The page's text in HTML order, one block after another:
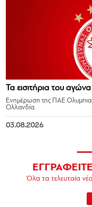
Τα εισιτήρια του
Ενημέρωση της ΠΑΕ
Ολλανδία.
03.08.2026
Όλα τα τελευταία